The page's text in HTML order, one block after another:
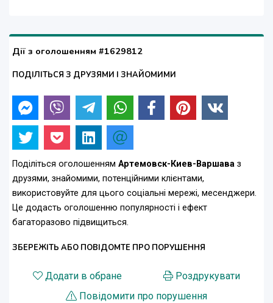
Дії з оголошенням #1629812
ПОДІЛІТЬСЯ З ДРУЗЯМИ І ЗНАЙОМИМИ
Поділіться оголошенням Артемовск-Киев-Варшава з
друзями, знайомими, потенційними клієнтами,
використовуйте для цього соціальні мережі, месенджери.
Це додасть оголошенню популярності і ефект
багаторазово підвищиться.
ЗБЕРЕЖІТЬ АБО ПОВІДОМТЕ ПРО ПОРУШЕННЯ
Додати в обране
Роздрукувати
Повідомити про порушення